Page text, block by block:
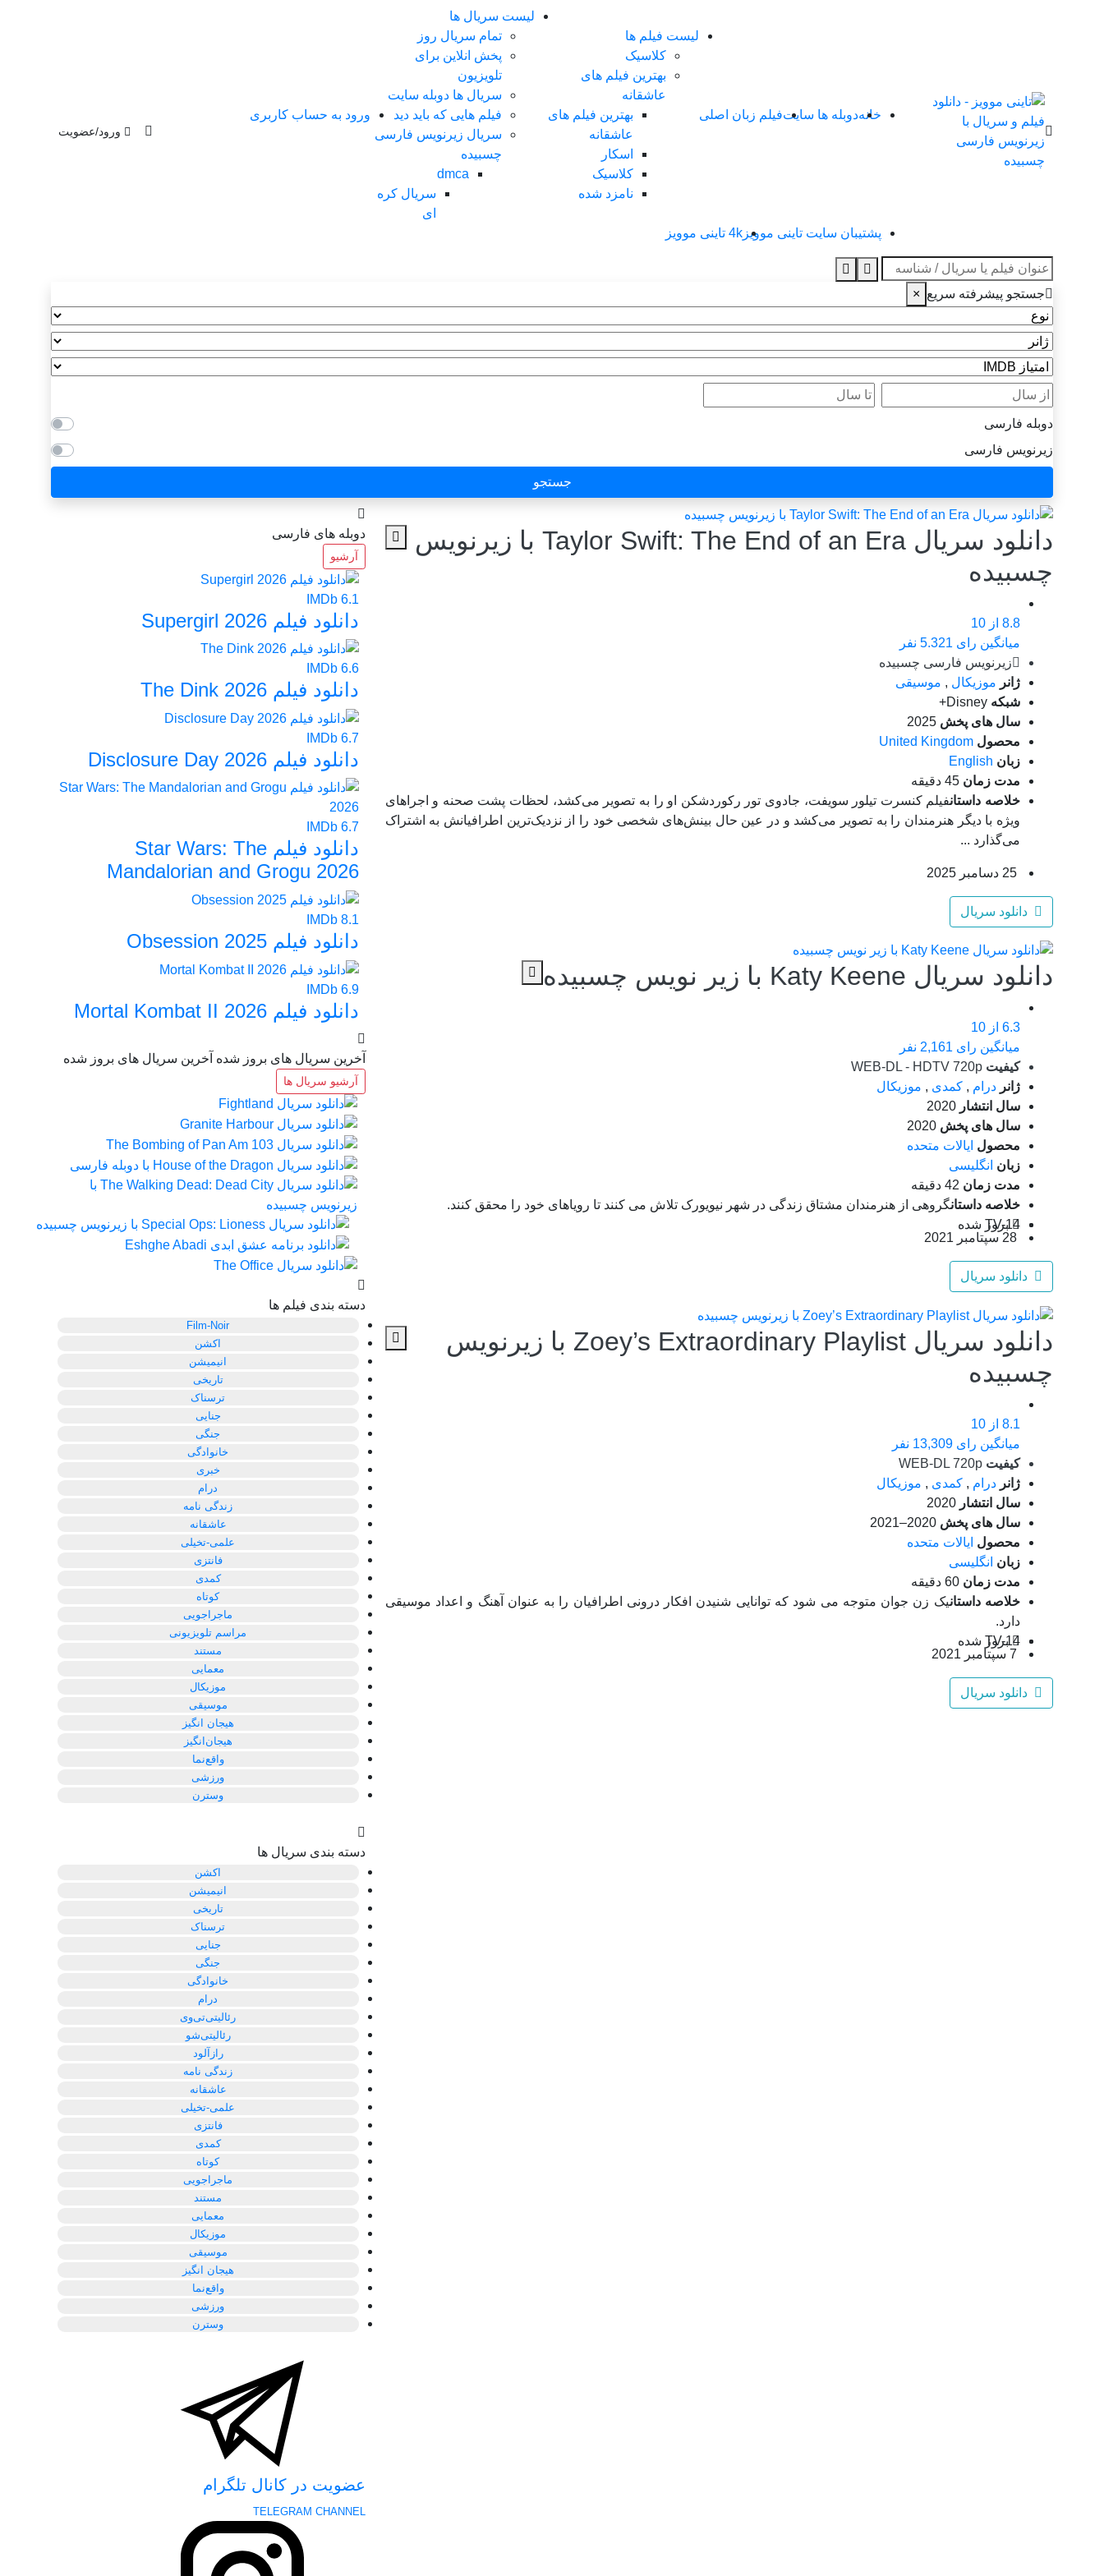
خانهدوبله ها سایتفیلم زبان اصلی
لیست فیلم ها
کلاسیک
بهترین فیلم های
عاشقانه
بهترین فیلم های
عاشقانه
اسکار
کلاسیک
نامزد شده
لیست سریال ها
تمام سریال روز
پخش انلاین برای
تلویزیون
سریال ها دوبله سایت
فیلم هایی که باید دید
سریال زیرنویس فارسی
چسبیده
dmca
سریال کره
ای
ورود به حساب کاربری
پشتیبان سایت تاینی موویز4k تاینی موویز
ورود/عضویت
عنوان جستجو
جستجو پیشرفته سریع ×
نوع
ژانر
امتیاز IMDB
از سال
تا سال
دوبله فارسی
زیرنویس فارسی
جستجو
دانلود سریال Taylor Swift: The End of an Era با زیرنویس
چسبیده
8.8 از 10
میانگین رای 5.321 نفر
زیرنویس فارسی چسبیده
ژانر موزیکال , موسیقی
شبکه Disney+
سال های پخش 2025
محصول United Kingdom
زبان English
مدت زمان 45 دقیقه
خلاصه داستانفیلم کنسرت تیلور سویفت، جادوی تور رکوردشکن او را به تصویر می‌کشد، لحظات پشت صحنه و اجراهای
ویژه با دیگر هنرمندان را به تصویر می‌کشد و در عین حال بینش‌های شخصی خود را از نزدیک‌ترین اطرافیانش به اشتراک
می‌گذارد ...
25 دسامبر 2025
دانلود سریال
دانلود سریال Katy Keene با زیر نویس چسبیده
6.3 از 10
میانگین رای 2,161 نفر
کیفیت WEB-DL - HDTV 720p
ژانر درام , کمدی , موزیکال
سال انتشار 2020
سال های پخش 2020
محصول ایالات متحده
زبان انگلیسی
مدت زمان 42 دقیقه
خلاصه داستانگروهی از هنرمندان مشتاق زندگی در شهر نیویورک تلاش می کنند تا رویاهای خود را محقق کنند.
TV-14
بروز‌ شده
28 سپتامبر 2021
دانلود سریال
دانلود سریال Zoey’s Extraordinary Playlist با زیرنویس
چسبیده
8.1 از 10
میانگین رای 13,309 نفر
کیفیت WEB-DL 720p
ژانر درام , کمدی , موزیکال
سال انتشار 2020
سال های پخش 2020–2021
محصول ایالات متحده
زبان انگلیسی
مدت زمان 60 دقیقه
خلاصه داستانیک زن جوان متوجه می شود که توانایی شنیدن افکار درونی اطرافیان را به عنوان آهنگ و اعداد موسیقی
دارد.
TV-14
بروز‌ شده
7 سپتامبر 2021
دانلود سریال
دوبله های فارسی
آرشیو
IMDb 6.1
دانلود فیلم Supergirl 2026
IMDb 6.6
دانلود فیلم The Dink 2026
IMDb 6.7
دانلود فیلم Disclosure Day 2026
IMDb 6.7
دانلود فیلم Star Wars: The
Mandalorian and Grogu 2026
IMDb 8.1
دانلود فیلم Obsession 2025
IMDb 6.9
دانلود فیلم Mortal Kombat II 2026
آخرین سریال های بروز شده آخرین سریال های بروز شده
آرشیو سریال ها
دسته بندی فیلم ها
Film-Noir
اکشن
انیمیشن
تاریخی
ترسناک
جنایی
جنگی
خانوادگی
خبری
درام
زندگی نامه
عاشقانه
علمی-تخیلی
فانتزی
کمدی
کوتاه
ماجراجویی
مراسم تلویزیونی
مستند
معمایی
موزیکال
موسیقی
هیجان انگیز
هیجان‌انگیز
واقع‌نما
ورزشی
وسترن
دسته بندی سریال ها
اکشن
انیمیشن
تاریخی
ترسناک
جنایی
جنگی
خانوادگی
درام
رئالیتی‌تی‌وی
رئالیتی‌شو
رازآلود
زندگی نامه
عاشقانه
علمی-تخیلی
فانتزی
کمدی
کوتاه
ماجراجویی
مستند
معمایی
موزیکال
موسیقی
هیجان انگیز
واقع‌نما
ورزشی
وسترن
عضویت در کانال تلگرام
TELEGRAM CHANNEL